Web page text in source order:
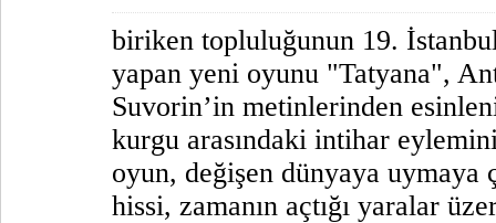
biriken topluluğunun 19.
yapan yeni oyunu "Tatyana",
Suvorin’in metinlerinden
kurgu arasındaki intihar
oyun, değişen dünyaya uymaya
hissi, zamanın açtığı yaralar